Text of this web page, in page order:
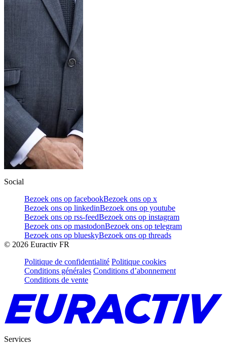
Social
Bezoek ons op facebookBezoek ons op x
Bezoek ons op linkedinBezoek ons op youtube
Bezoek ons op rss-feedBezoek ons op instagram
Bezoek ons op mastodonBezoek ons op telegram
Bezoek ons op blueskyBezoek ons op threads
© 2026 Euractiv FR
Politique de confidentialité Politique cookies
Conditions générales Conditions d’abonnement
Conditions de vente
Services